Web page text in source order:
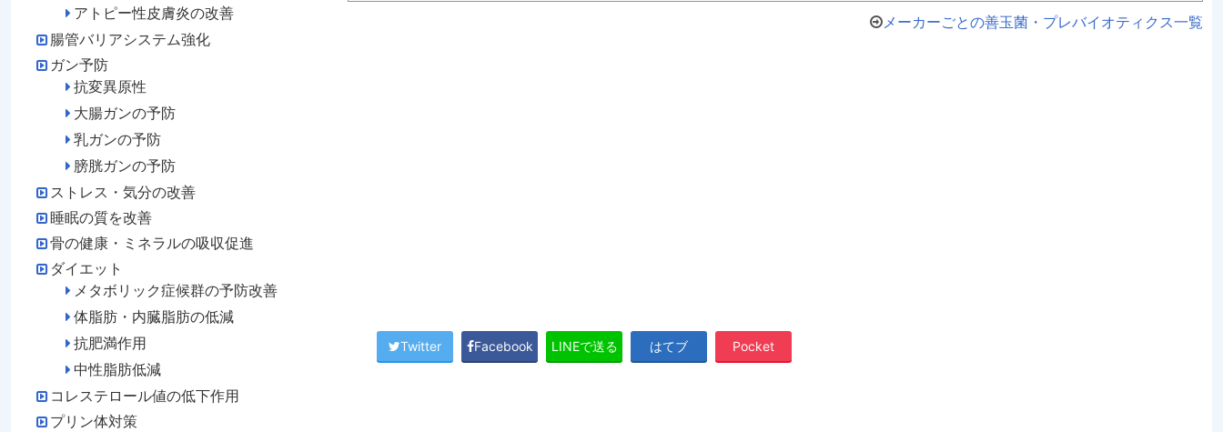
メーカーごとの善玉菌・プレバイオティクス一覧
Twitter Facebook LINEで送る はてブ Pocket
アトピー性皮膚炎の改善
腸管バリアシステム強化
ガン予防
抗変異原性
大腸ガンの予防
乳ガンの予防
膀胱ガンの予防
ストレス・気分の改善
睡眠の質を改善
骨の健康・ミネラルの吸収促進
ダイエット
メタボリック症候群の予防改善
体脂肪・内臓脂肪の低減
抗肥満作用
中性脂肪低減
コレステロール値の低下作用
プリン体対策